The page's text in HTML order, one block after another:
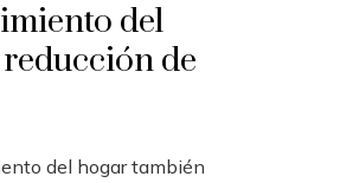
del
de
del hogar también